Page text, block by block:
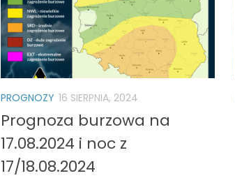
PROGNOZY 16 SIERPNIA, 2024
Prognoza burzowa na
17.08.2024 i noc z
17/18.08.2024